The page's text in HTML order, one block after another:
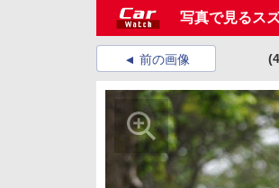
写真で見るス
前の画像